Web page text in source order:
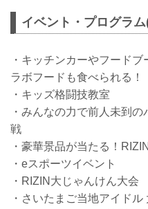
イベント・プログラ
・キッチンカーやフード
ラボフードも食べられる！
・キッズ格闘技教室
・みんなの力で前人未到
戦
・豪華景品が当たる！
・eスポーツイベント
・RIZIN大じゃんけん大会
・さいたまご当地アイド